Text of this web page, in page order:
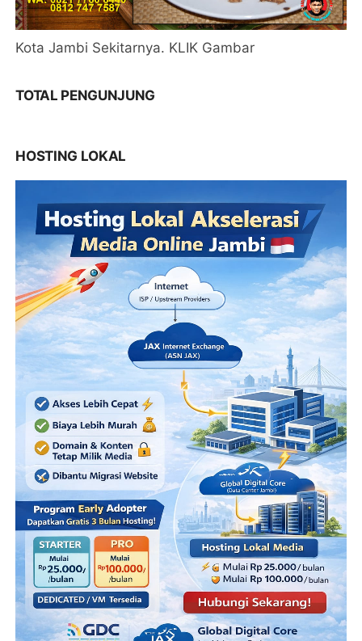
Kota Jambi Sekitarnya. KLIK Gambar
TOTAL PENGUNJUNG
HOSTING LOKAL